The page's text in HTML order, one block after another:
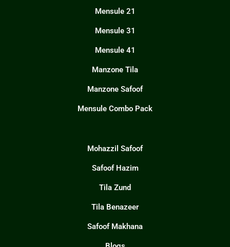
Mensule 21
Mensule 31
Mensule 41
Manzone Tila
Manzone Safoof
Mensule Combo Pack
Mohazzil Safoof
Safoof Hazim
Tila Zund
Tila Benazeer
Safoof Makhana